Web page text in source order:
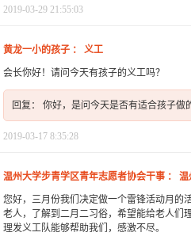
2019-03-29 21:55:03
黄龙一小的孩子 ： 义工
会长你好！请问今天有孩子的义工吗？
回复： 你好，是问今天是否有适合孩子
2019-03-17 8:35:28
温州大学步青学区青年志愿者协会干事 ：
您好，三月份我们决定做一个雷锋活动月
老人，了解到二月二习俗，希望能给老人们
理发义工队能够帮助我们，感激不尽。